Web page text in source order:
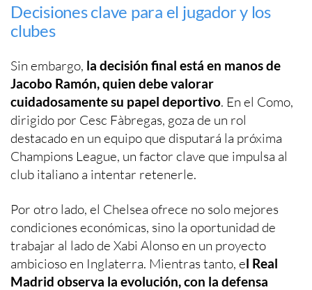
Decisiones clave para el jugador y los
clubes
Sin embargo, la decisión final está en manos de
Jacobo Ramón, quien debe valorar
cuidadosamente su papel deportivo. En el Como,
dirigido por Cesc Fàbregas, goza de un rol
destacado en un equipo que disputará la próxima
Champions League, un factor clave que impulsa al
club italiano a intentar retenerle.
Por otro lado, el Chelsea ofrece no solo mejores
condiciones económicas, sino la oportunidad de
trabajar al lado de Xabi Alonso en un proyecto
ambicioso en Inglaterra. Mientras tanto, el Real
Madrid observa la evolución, con la defensa